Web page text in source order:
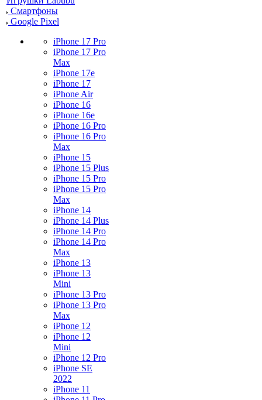
Смартфоны
Google Pixel
iPhone 17 Pro
iPhone 17 Pro
Max
iPhone 17e
iPhone 17
iPhone Air
iPhone 16
iPhone 16e
iPhone 16 Pro
iPhone 16 Pro
Max
iPhone 15
iPhone 15 Plus
iPhone 15 Pro
iPhone 15 Pro
Max
iPhone 14
iPhone 14 Plus
iPhone 14 Pro
iPhone 14 Pro
Max
iPhone 13
iPhone 13
Mini
iPhone 13 Pro
iPhone 13 Pro
Max
iPhone 12
iPhone 12
Mini
iPhone 12 Pro
iPhone SE
2022
iPhone 11